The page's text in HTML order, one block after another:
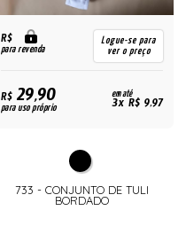
R$
para revenda
Logue-se para
ver o preço
R$29,90
para uso próprio
em até
3x R$ 9,97
733 - CONJUNTO DE TULI
BORDADO